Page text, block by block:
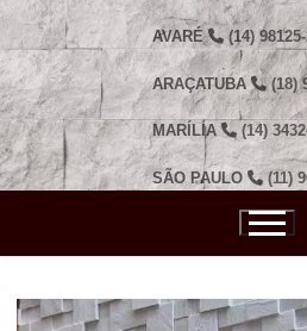
AVARÉ (14)
ARAÇATUBA (18)
MARÍLIA (14)
SÃO PAULO (11)